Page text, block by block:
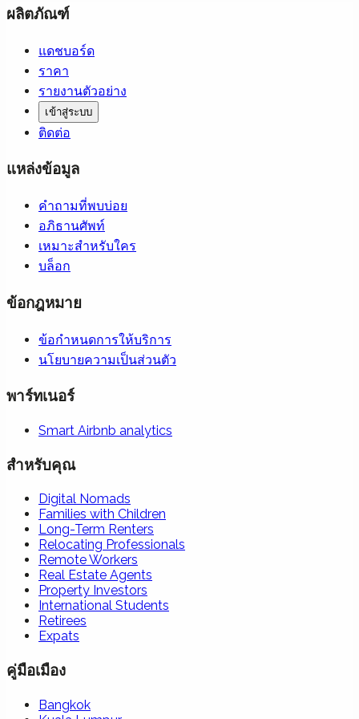
ผลิตภัณฑ์
แดชบอร์ด
ราคา
รายงานตัวอย่าง
เข้าสู่ระบบ
ติดต่อ
แหล่งข้อมูล
คำถามที่พบบ่อย
อภิธานศัพท์
เหมาะสำหรับใคร
บล็อก
ข้อกฎหมาย
ข้อกำหนดการให้บริการ
นโยบายความเป็นส่วนตัว
พาร์ทเนอร์
Smart Airbnb analytics
สำหรับคุณ
Digital Nomads
Families with Children
Long-Term Renters
Relocating Professionals
Remote Workers
Real Estate Agents
Property Investors
International Students
Retirees
Expats
คู่มือเมือง
Bangkok